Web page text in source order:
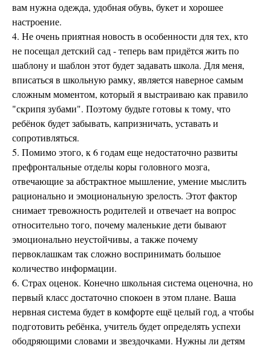
вам нужна одежда, удобная обувь, букет и хорошее
настроение.
4. Не очень приятная новость в особенности для тех, кто
не посещал детский сад - теперь вам придётся жить по
шаблону и шаблон этот будет задавать школа. Для меня,
вписаться в школьную рамку, является наверное самым
сложным моментом, который я выстраиваю как правило
"скрипя зубами". Поэтому будьте готовы к тому, что
ребёнок будет забывать, капризничать, уставать и
сопротивляться.
5. Помимо этого, к 6 годам еще недостаточно развиты
префронтальные отделы коры головного мозга,
отвечающие за абстрактное мышление, умение мыслить
рационально и эмоциональную зрелость. Этот фактор
снимает тревожность родителей и отвечает на вопрос
относительно того, почему маленькие дети бывают
эмоционально неустойчивы, а также почему
первоклашкам так сложно воспринимать большое
количество информации.
6. Страх оценок. Конечно школьная система оценочна, но
первый класс достаточно спокоен в этом плане. Ваша
нервная система будет в комфорте ещё целый год, а чтобы
подготовить ребёнка, учитель будет определять успехи
ободряющими словами и звездочками. Нужны ли детям